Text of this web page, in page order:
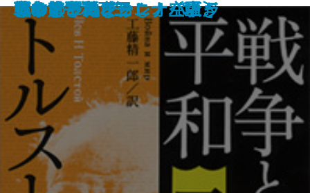
ようこそ地球さん
燃えよ剣〔下〕
燃えよ剣〔上〕
蒼い描点
カルメン
ゴリオ爺さん
安土往還記
戦争と平和 四
空の怪物アグイー
お伽草紙
戦争と平和 一
戦争と平和 二
戦争と平和 三
アントニーとクレオパトラ
つゆのひぬま
アンナ・カレーニナ〔下〕
アンナ・カレーニナ〔上〕
アンナ・カレーニナ〔中〕
じゃじゃ馬ならし・空騒ぎ
霧の旗